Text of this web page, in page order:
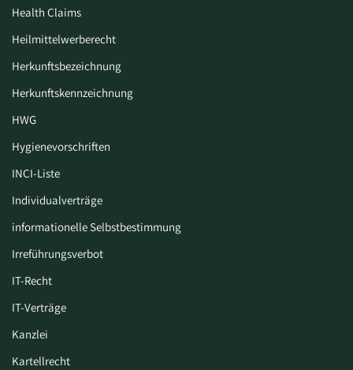
Health Claims
Heilmittelwerberecht
Herkunftsbezeichnung
Herkunftskennzeichnung
HWG
Hygiene­vorschriften
INCI-Liste
Individualverträge
informationelle Selbstbestimmung
Irreführungsverbot
IT-Recht
IT-Verträge
Kanzlei
Kartellrecht